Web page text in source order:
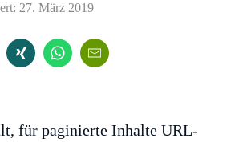
27. März 2019
für paginierte Inhalte URL-